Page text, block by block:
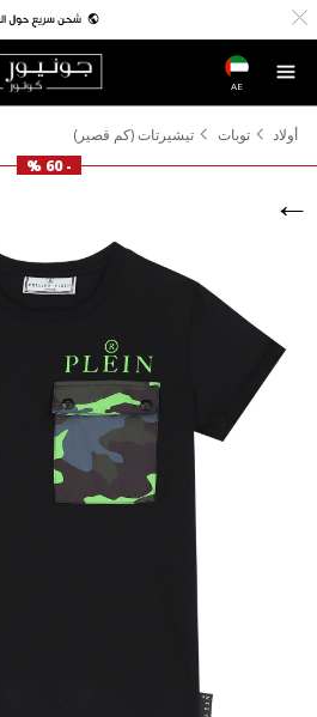
AE
أولاد توبات
تيشيرتات (كم قصير)
- 60 %